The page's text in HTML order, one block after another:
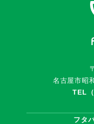
名古屋市昭
TEL
フタ